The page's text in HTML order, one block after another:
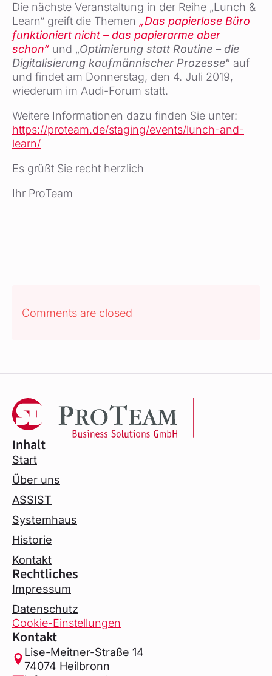
Die nächste Veranstaltung in der Reihe „Lunch &
Learn“ greift die Themen „Das papierlose Büro
funktioniert nicht – das papierarme aber
schon“ und „Optimierung statt Routine – die
Digitalisierung kaufmännischer Prozesse“ auf
und findet am Donnerstag, den 4. Juli 2019,
wiederum im Audi-Forum statt.
Weitere Informationen dazu finden Sie unter:
https://proteam.de/staging/events/lunch-and-
learn/
Es grüßt Sie recht herzlich
Ihr ProTeam
Comments are closed
Inhalt
Start
Über uns
ASSIST
Systemhaus
Historie
Kontakt
Rechtliches
Impressum
Datenschutz
Cookie-Einstellungen
Kontakt
Lise-Meitner-Straße 14
74074 Heilbronn